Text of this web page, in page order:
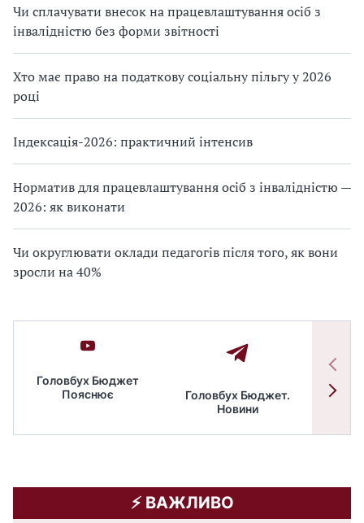
Чи сплачувати внесок на працевлаштування осіб з
інвалідністю без форми звітності
Хто має право на податкову соціальну пільгу у 2026
році
Індексація-2026: практичний інтенсив
Норматив для працевлаштування осіб з інвалідністю —
2026: як виконати
Чи округлювати оклади педагогів після того, як вони
зросли на 40%
Головбух Бюджет
Пояснює
Головбух Бюджет.
Новини
⚡️ ВАЖЛИВО